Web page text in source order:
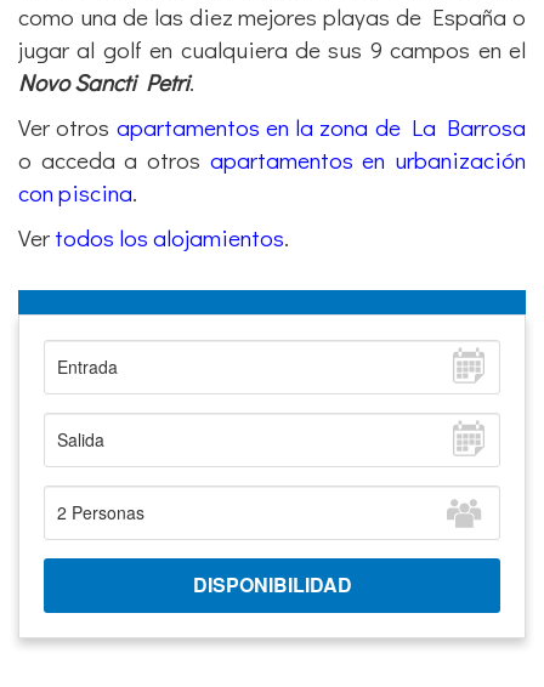
como una de las diez mejores playas de España o
jugar al golf en cualquiera de sus 9 campos en el
Novo Sancti Petri.
Ver otros apartamentos en la zona de La Barrosa
o acceda a otros apartamentos en urbanización
con piscina.
Ver todos los alojamientos.